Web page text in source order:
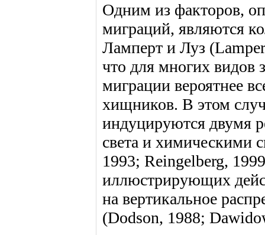
Одним из факторов,
миграций, являются
Ламперт и Луз
что для многих видов
миграции вероятнее
хищников. В этом
индуцируются двумя
света и химическими
1993; Reingelberg,
иллюстрирующих
на вертикальное
(Dodson, 1988;